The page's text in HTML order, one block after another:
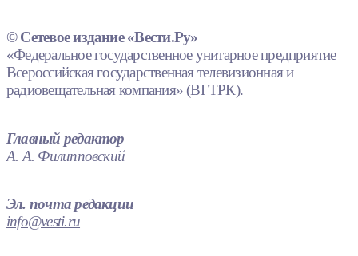
© Сетевое издание «Вести.Ру»
«Федеральное государственное унитарное предприятие
Всероссийская государственная телевизионная и
радиовещательная компания» (ВГТРК).
Главный редактор
А. А. Филипповский
Эл. почта редакции
info@vesti.ru